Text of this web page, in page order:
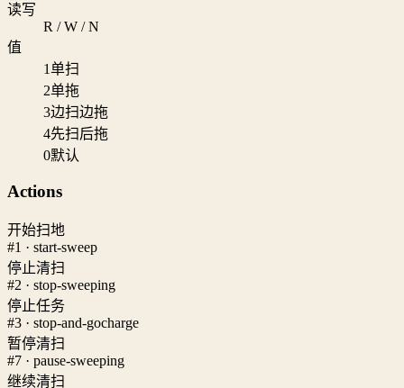
读写
R / W / N
值
1单扫
2单拖
3边扫边拖
4先扫后拖
0默认
Actions
开始扫地
#1 · start-sweep
停止清扫
#2 · stop-sweeping
停止任务
#3 · stop-and-gocharge
暂停清扫
#7 · pause-sweeping
继续清扫